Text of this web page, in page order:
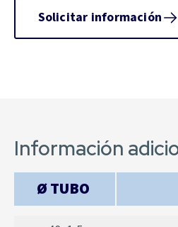
Solicitar información
Información
Ø TUBO